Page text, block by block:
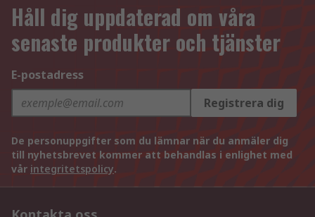
Håll dig uppdaterad om våra
senaste produkter och tjänster
E-postadress
Registrera dig
De personuppgifter som du lämnar när du anmäler dig
till nyhetsbrevet kommer att behandlas i enlighet med
vår integritetspolicy.